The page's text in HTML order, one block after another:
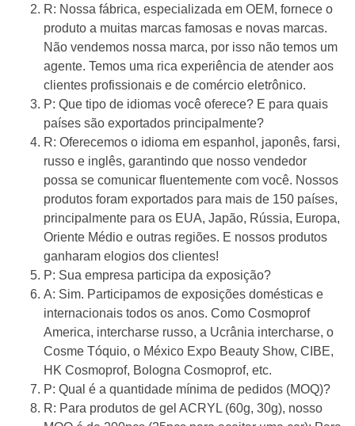
R: Nossa fábrica, especializada em OEM, fornece o
produto a muitas marcas famosas e novas marcas.
Não vendemos nossa marca, por isso não temos um
agente. Temos uma rica experiência de atender aos
clientes profissionais e de comércio eletrônico.
P: Que tipo de idiomas você oferece? E para quais
países são exportados principalmente?
R: Oferecemos o idioma em espanhol, japonês, farsi,
russo e inglês, garantindo que nosso vendedor
possa se comunicar fluentemente com você. Nossos
produtos foram exportados para mais de 150 países,
principalmente para os EUA, Japão, Rússia, Europa,
Oriente Médio e outras regiões. E nossos produtos
ganharam elogios dos clientes!
P: Sua empresa participa da exposição?
A: Sim. Participamos de exposições domésticas e
internacionais todos os anos. Como Cosmoprof
America, intercharse russo, a Ucrânia intercharse, o
Cosme Tóquio, o México Expo Beauty Show, CIBE,
HK Cosmoprof, Bologna Cosmoprof, etc.
P: Qual é a quantidade mínima de pedidos (MOQ)?
R: Para produtos de gel ACRYL (60g, 30g), nosso